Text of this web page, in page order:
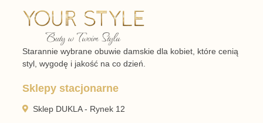
Starannie wybrane obuwie damskie dla kobiet, które cenią
styl, wygodę i jakość na co dzień.
Sklepy stacjonarne
Sklep DUKLA - Rynek 12